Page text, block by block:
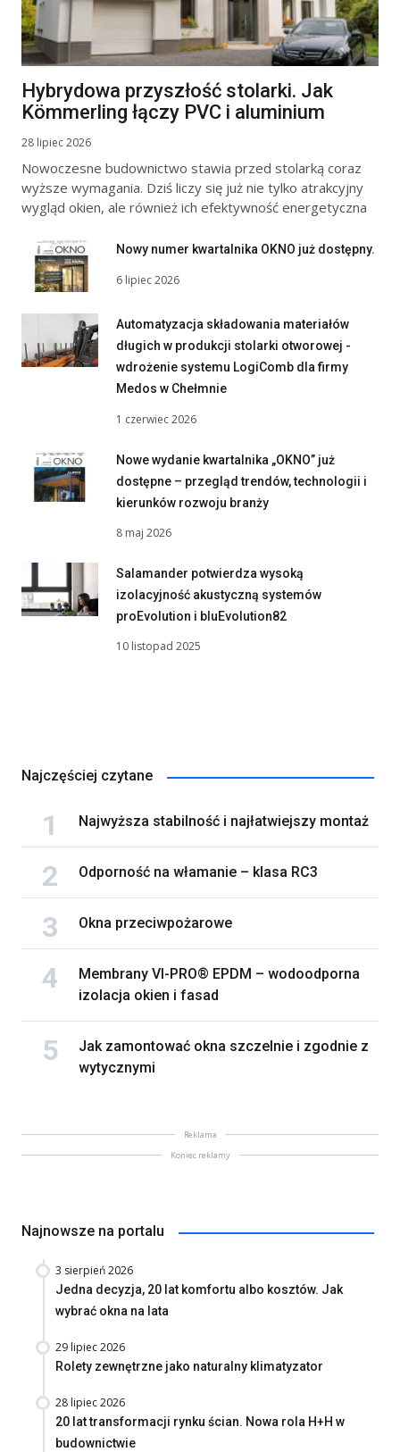
Hybrydowa przyszłość stolarki. Jak
Kömmerling łączy PVC i aluminium
28 lipiec 2026
Nowoczesne budownictwo stawia przed stolarką coraz
wyższe wymagania. Dziś liczy się już nie tylko atrakcyjny
wygląd okien, ale również ich efektywność energetyczna
Nowy numer kwartalnika OKNO już dostępny.
6 lipiec 2026
Automatyzacja składowania materiałów
długich w produkcji stolarki otworowej -
wdrożenie systemu LogiComb dla firmy
Medos w Chełmnie
1 czerwiec 2026
Nowe wydanie kwartalnika „OKNO” już
dostępne – przegląd trendów, technologii i
kierunków rozwoju branży
8 maj 2026
Salamander potwierdza wysoką
izolacyjność akustyczną systemów
proEvolution i bluEvolution82
10 listopad 2025
Najczęściej czytane
Najwyższa stabilność i najłatwiejszy montaż
Odporność na włamanie – klasa RC3
Okna przeciwpożarowe
Membrany VI-PRO® EPDM – wodoodporna
izolacja okien i fasad
Jak zamontować okna szczelnie i zgodnie z
wytycznymi
Reklama
Koniec reklamy
Najnowsze na portalu
3 sierpień 2026
Jedna decyzja, 20 lat komfortu albo kosztów. Jak
wybrać okna na lata
29 lipiec 2026
Rolety zewnętrzne jako naturalny klimatyzator
28 lipiec 2026
20 lat transformacji rynku ścian. Nowa rola H+H w
budownictwie